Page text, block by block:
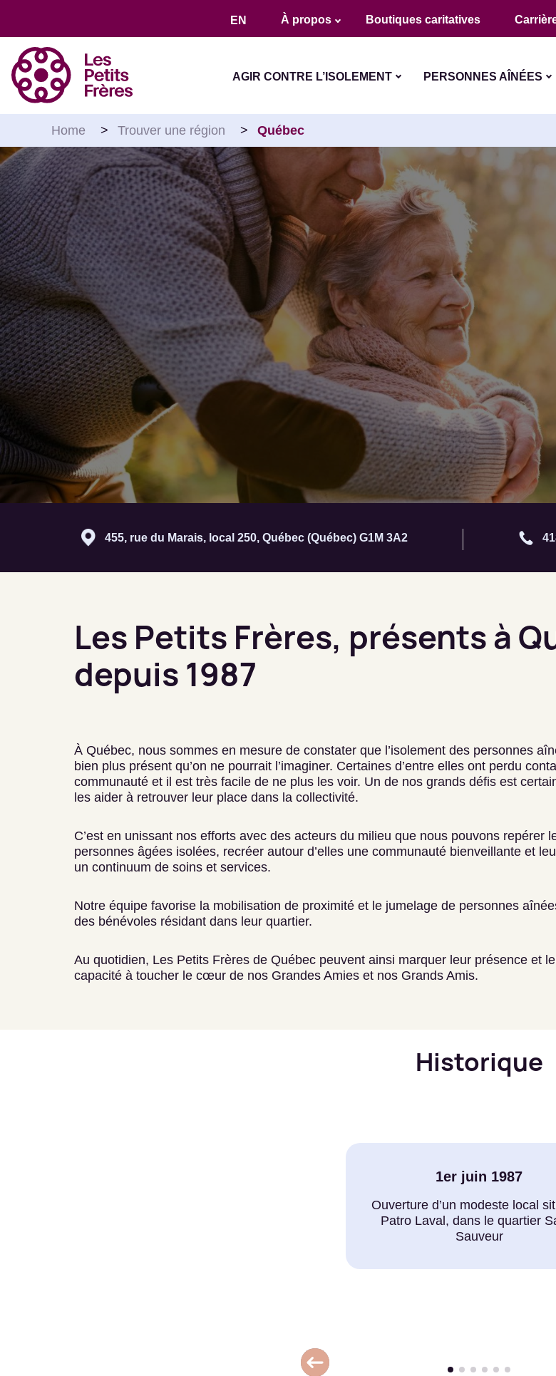
EN
À propos Boutiques caritatives
AGIR CONTRE L’ISOLEMENT PERSONNES AÎNÉES
Home > Trouver une région > Québec
455, rue du Marais, local 250, Québec (Québec) G1M 3A2
Les Petits Frères, présents à
depuis 1987
À Québec, nous sommes en mesure de constater que l’isolement des personnes
bien plus présent qu’on ne pourrait l’imaginer. Certaines d’entre elles ont perdu
communauté et il est très facile de ne plus les voir. Un de nos grands défis est
les aider à retrouver leur place dans la collectivité.
C’est en unissant nos efforts avec des acteurs du milieu que nous pouvons repérer
personnes âgées isolées, recréer autour d’elles une communauté bienveillante et
un continuum de soins et services.
Notre équipe favorise la mobilisation de proximité et le jumelage de personnes
des bénévoles résidant dans leur quartier.
Au quotidien, Les Petits Frères de Québec peuvent ainsi marquer leur présence et
capacité à toucher le cœur de nos Grandes Amies et nos Grands Amis.
Historique
1er juin 1987
Ouverture d’un modeste local
Patro Laval, dans le quartier
Sauveur